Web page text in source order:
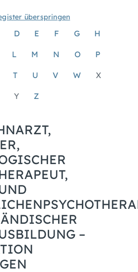
überspringen
D E F G H
L M N O P
T U V W X
Y Z
–